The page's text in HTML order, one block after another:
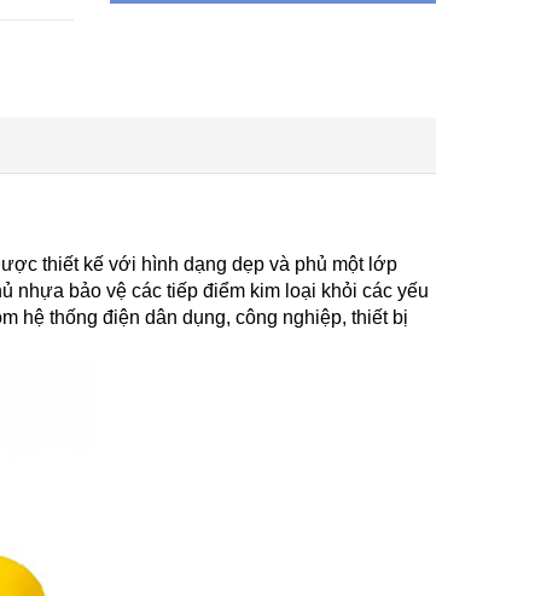
thiết kế với hình dạng dẹp và phủ một lớp
nhựa bảo vệ các tiếp điểm kim loại khỏi các yếu
hệ thống điện dân dụng, công nghiệp, thiết bị